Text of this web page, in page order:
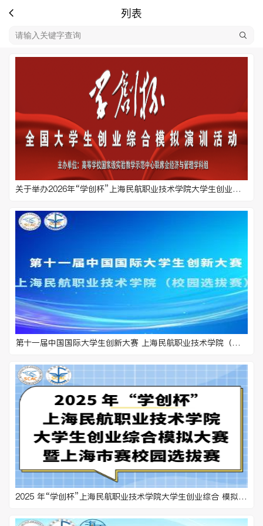
列表
关于举办2026年“学创杯”上海民航职业技术学院大学生创业综合模拟大赛暨上海市赛校园选拔赛的通知
第十一届中国国际大学生创新大赛 上海民航职业技术学院（校园选拔赛）
2025 年“学创杯”上海民航职业技术学院大学生创业综合 模拟大赛暨上海市赛校园选拔赛